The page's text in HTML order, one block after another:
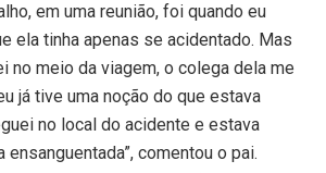
em uma reunião, foi quando eu
ela tinha apenas se acidentado. Mas
no meio da viagem, o colega dela me
já tive uma noção do que estava
no local do acidente e estava
ensanguentada”, comentou o pai.